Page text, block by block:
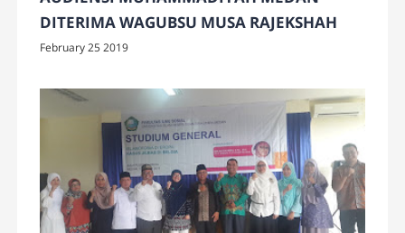
DITERIMA WAGUBSU MUSA RAJEKSHAH
February 25 2019